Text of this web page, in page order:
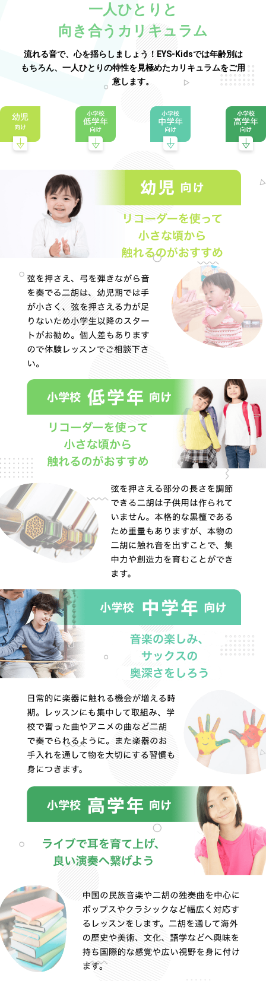
一人ひとりと
向き合うカリキュラム
流れる音で、心を揺らしましょう！EYS-Kidsでは年齢別は
もちろん、一人ひとりの特性を見極めたカリキュラムをご用
意します。